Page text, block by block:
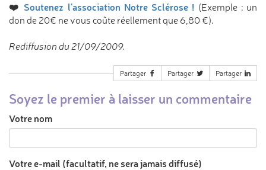
❤️ Soutenez l'association Notre Sclérose ! (Exemple : un
don de 20€ ne vous coûte réellement que 6,80 €).
Rediffusion du 21/09/2009.
Partager Partager Partager
Soyez le premier à laisser un commentaire
Votre nom
Votre e-mail (facultatif, ne sera jamais diffusé)